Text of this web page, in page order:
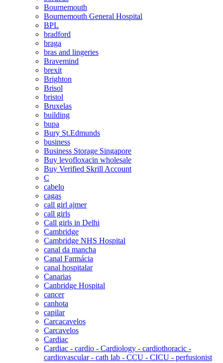
Bournemouth
Bournemouth General Hospital
BPL
bradford
braga
bras and lingeries
Bravemind
brexit
Brighton
Brisol
bristol
Bruxelas
building
bupa
Bury St.Edmunds
business
Business Storage Singapore
Buy levofloxacin wholesale
Buy Verified Skrill Account
C
cabelo
cagas
call girl ajmer
call girls
Call girls in Delhi
Cambridge
Cambridge NHS Hospital
canal da mancha
Canal Farmácia
canal hospitalar
Canarias
Canbridge Hospital
cancer
canhota
capilar
Carcacavelos
Carcavelos
Cardiac
Cardiac - cardio - Cardiology - cardiothoracic -
cardiovascular - cath lab - CCU - CICU - perfusionist